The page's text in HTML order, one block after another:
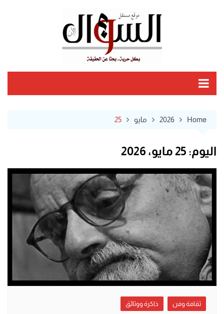
Home
2026 مايو 25
اليوم: 25 مايو، 2026
ثقافة وفن ذاكرة ووثائق